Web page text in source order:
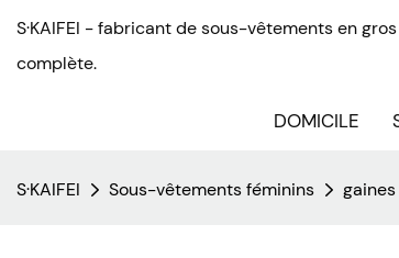
S·KAIFEI - fabricant de sous-vêtements en
complète.
DOMICILE
S·KAIFEI Sous-vêtements féminins gaines